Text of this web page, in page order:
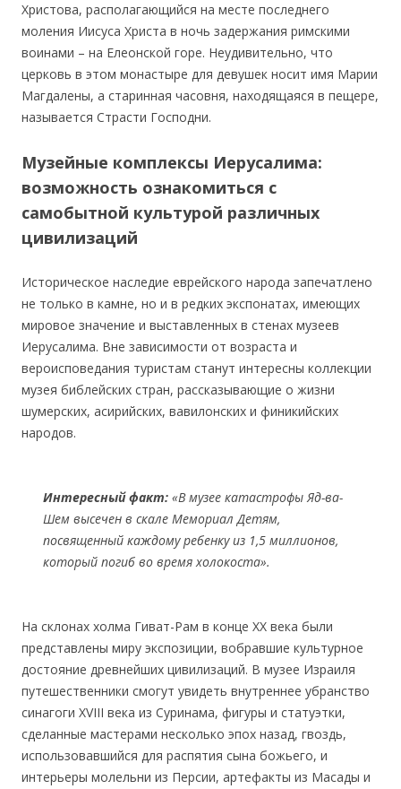
Христова, располагающийся на месте последнего
моления Иисуса Христа в ночь задержания римскими
воинами – на Елеонской горе. Неудивительно, что
церковь в этом монастыре для девушек носит имя Марии
Магдалены, а старинная часовня, находящаяся в пещере,
называется Страсти Господни.
Музейные комплексы Иерусалима:
возможность ознакомиться с
самобытной культурой различных
цивилизаций
Историческое наследие еврейского народа запечатлено
не только в камне, но и в редких экспонатах, имеющих
мировое значение и выставленных в стенах музеев
Иерусалима. Вне зависимости от возраста и
вероисповедания туристам станут интересны коллекции
музея библейских стран, рассказывающие о жизни
шумерских, асирийских, вавилонских и финикийских
народов.
Интересный факт: «В музее катастрофы Яд-ва-
Шем высечен в скале Мемориал Детям,
посвященный каждому ребенку из 1,5 миллионов,
который погиб во время холокоста».
На склонах холма Гиват-Рам в конце XX века были
представлены миру экспозиции, вобравшие культурное
достояние древнейших цивилизаций. В музее Израиля
путешественники смогут увидеть внутреннее убранство
синагоги XVIII века из Суринама, фигуры и статуэтки,
сделанные мастерами несколько эпох назад, гвоздь,
использовавшийся для распятия сына божьего, и
интерьеры молельни из Персии, артефакты из Масады и